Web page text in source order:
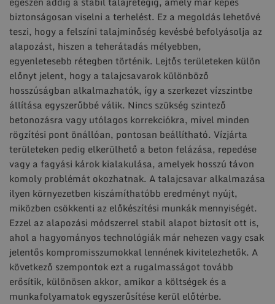
biztonságosan viselni a terhelést. Ez a megoldás lehetővé
teszi, hogy a felszíni talajminőség kevésbé befolyásolja az
alapozást, hiszen a teherátadás mélyebben,
egyenletesebb rétegben történik. Lejtős területeken külön
előnyt jelent, hogy a talajcsavarok különböző
hosszúságban alkalmazhatók, így a szerkezet vízszintbe
állítása egyszerűbbé válik. Nincs szükség szintező
betonozásra vagy utólagos korrekciókra, mivel minden
rögzítési pont önállóan, pontosan beállítható. Vízjárta
területeken pedig elkerülhető a beton felázása, repedése
vagy a fagyási károk kialakulása, amelyek hosszú távon
komoly problémát okozhatnak. A talajcsavar alkalmazása
ilyen környezetben kiszámíthatóbb eredményt nyújt,
miközben csökkenti az előkészítési munkák mennyiségét.
Ezzel az alapozási módszerrel stabil alapot biztosít ott is,
ahol a hagyományos technológiák már nehezen vagy csak
jelentős kompromisszumokkal lennének kivitelezhetők. A
következő szempontok ezt a rugalmasságot tovább
erősítik, különösen akkor, amikor a költségek és a
munkafolyamatok egyszerűsítése kerül előtérbe.